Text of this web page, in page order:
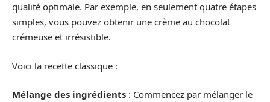
qualité optimale. Par exemple, en seulement quatre étapes
simples, vous pouvez obtenir une crème au chocolat
crémeuse et irrésistible.
Voici la recette classique :
Mélange des ingrédients : Commencez par mélanger le